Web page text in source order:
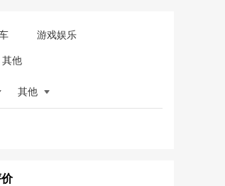
游戏娱乐
其他
其他